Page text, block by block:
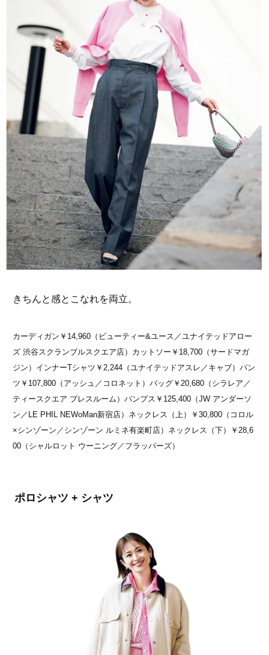
きちんと感とこなれを両立。
カーディガン￥14,960（ビューティー&ユース／ユナイテッドアロー
ズ 渋谷スクランブルスクエア店）カットソー￥18,700（サードマガ
ジン）インナーTシャツ￥2,244（ユナイテッドアスレ／キャブ）パン
ツ￥107,800（アッシュ／コロネット）バッグ￥20,680（シラレア／
ティースクエア プレスルーム）パンプス￥125,400（JW アンダーソ
ン／LE PHIL NEWoMan新宿店）ネックレス（上）￥30,800（コロル
×シンゾーン／シンゾーン ルミネ有楽町店）ネックレス（下）￥28,6
00（シャルロット ウーニング／フラッパーズ）
ポロシャツ + シャツ